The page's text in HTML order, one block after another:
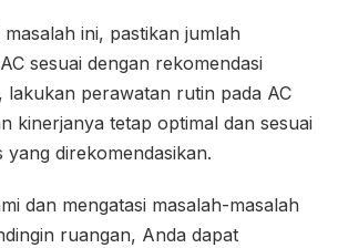
ini, pastikan jumlah
sesuai dengan rekomendasi
lakukan perawatan rutin pada AC
kinerjanya tetap optimal dan sesuai
yang direkomendasikan.
dan mengatasi masalah-masalah
ruangan, Anda dapat